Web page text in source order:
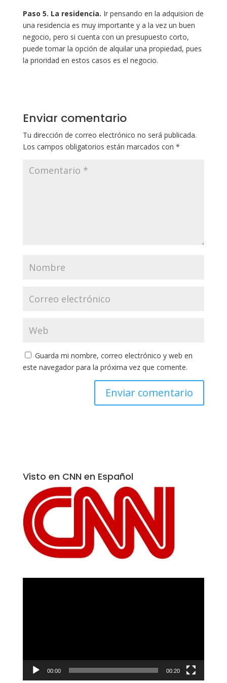
Paso 5. La residencia. Ir pensando en la adquision de
una residencia es muy importante y a la vez un buen
negocio, pero si cuenta con un presupuesto corto,
puede tomar la opción de alquilar una propiedad, pues
la prioridad en estos casos es el negocio.
Enviar comentario
Tu dirección de correo electrónico no será publicada.
Los campos obligatorios están marcados con *
Guarda mi nombre, correo electrónico y web en
este navegador para la próxima vez que comente.
Visto en CNN en Español
00:00 00:20